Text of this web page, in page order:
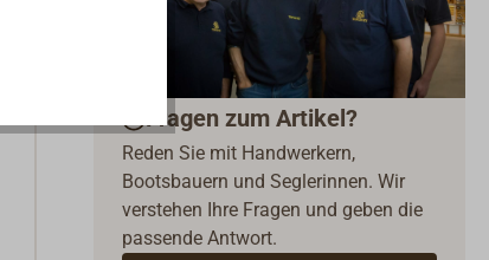
Fragen zum Artikel?
Reden Sie mit Handwerkern,
Bootsbauern und Seglerinnen. Wir
verstehen Ihre Fragen und geben die
passende Antwort.